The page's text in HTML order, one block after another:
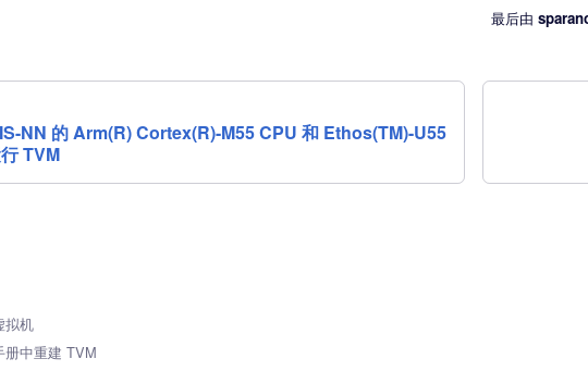
最后由
NN 的 Arm(R) Cortex(R)-M55 CPU 和 Ethos(TM)-U55
TVM
拟机
册中重建 TVM